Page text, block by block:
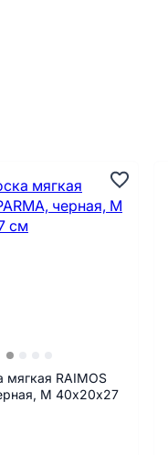
мягкая RAIMOS
M 40х20х27